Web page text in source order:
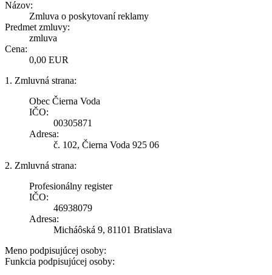
Názov:
Zmluva o poskytovaní reklamy
Predmet zmluvy:
zmluva
Cena:
0,00 EUR
1. Zmluvná strana:
Obec Čierna Voda
IČO:
00305871
Adresa:
č. 102, Čierna Voda 925 06
2. Zmluvná strana:
Profesionálny register
IČO:
46938079
Adresa:
Micháôská 9, 81101 Bratislava
Meno podpisujúcej osoby:
Funkcia podpisujúcej osoby: